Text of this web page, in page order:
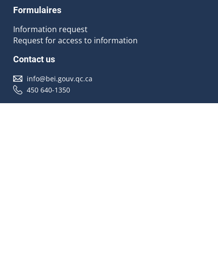
Formulaires
Information request
Request for access to information
Contact us
info@bei.gouv.qc.ca
450 640-1350